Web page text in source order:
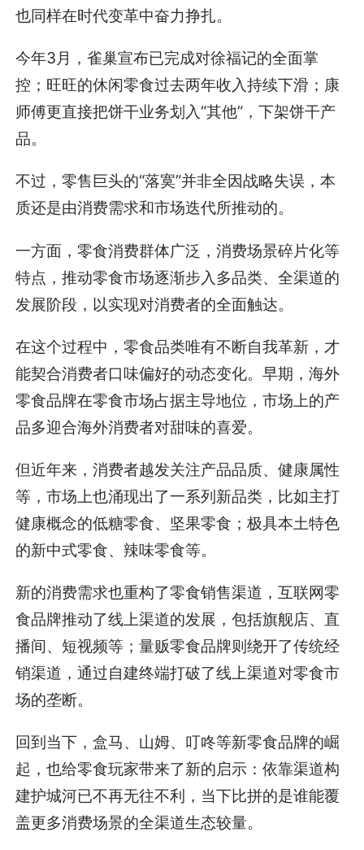
也同样在时代变革中奋力挣扎。
今年3月，雀巢宣布已完成对徐福记的全面掌
控；旺旺的休闲零食过去两年收入持续下滑；康
师傅更直接把饼干业务划入“其他”，下架饼干产
品。
不过，零售巨头的“落寞”并非全因战略失误，本
质还是由消费需求和市场迭代所推动的。
一方面，零食消费群体广泛，消费场景碎片化等
特点，推动零食市场逐渐步入多品类、全渠道的
发展阶段，以实现对消费者的全面触达。
在这个过程中，零食品类唯有不断自我革新，才
能契合消费者口味偏好的动态变化。早期，海外
零食品牌在零食市场占据主导地位，市场上的产
品多迎合海外消费者对甜味的喜爱。
但近年来，消费者越发关注产品品质、健康属性
等，市场上也涌现出了一系列新品类，比如主打
健康概念的低糖零食、坚果零食；极具本土特色
的新中式零食、辣味零食等。
新的消费需求也重构了零食销售渠道，互联网零
食品牌推动了线上渠道的发展，包括旗舰店、直
播间、短视频等；量贩零食品牌则绕开了传统经
销渠道，通过自建终端打破了线上渠道对零食市
场的垄断。
回到当下，盒马、山姆、叮咚等新零食品牌的崛
起，也给零食玩家带来了新的启示：依靠渠道构
建护城河已不再无往不利，当下比拼的是谁能覆
盖更多消费场景的全渠道生态较量。